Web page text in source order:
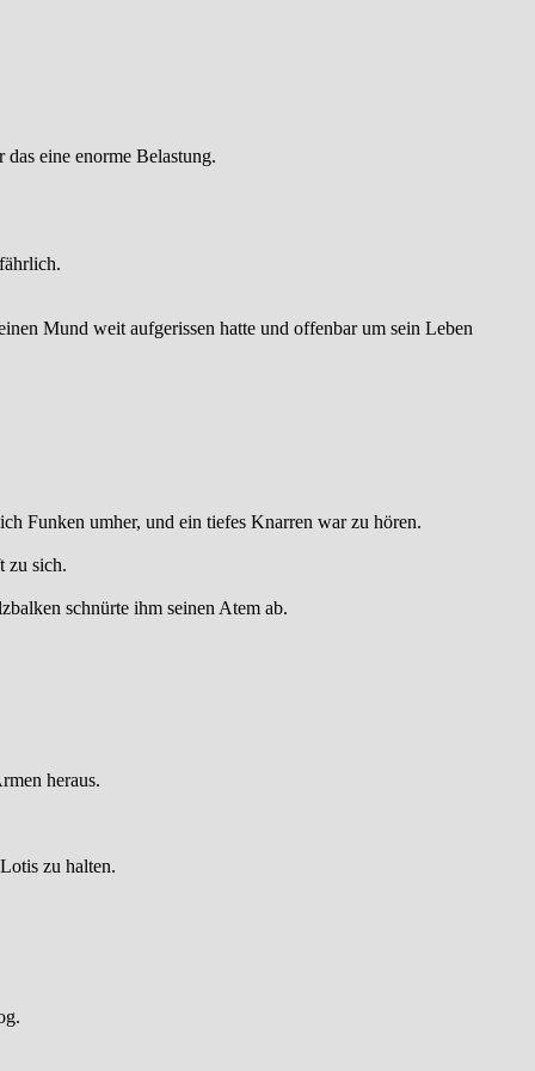
eine enorme Belastung.
Mund weit aufgerissen hatte und offenbar um sein Leben
Funken umher, und ein tiefes Knarren war zu hören.
zu sich.
schnürte ihm seinen Atem ab.
heraus.
zu halten.